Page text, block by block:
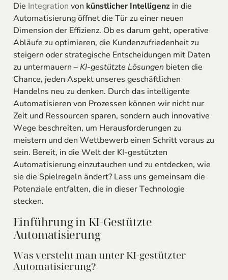
Die Integration von künstlicher Intelligenzin die
Automatisierung öffnet die Tür zu einer neuen
Dimension der Effizienz. Ob es darum geht, operative
Abläufe zu optimieren, die Kundenzufriedenheit zu
steigern oder strategische Entscheidungen mit Daten
zu untermauern –KI-gestützte Lösungenbieten die
Chance, jeden Aspekt unseres geschäftlichen
Handelns neu zu denken. Durch das intelligente
Automatisieren von Prozessen können wir nicht nur
Zeit und Ressourcen sparen, sondern auch innovative
Wege beschreiten, um Herausforderungen zu
meistern und den Wettbewerb einen Schritt voraus zu
sein. Bereit, in die Welt der KI-gestützten
Automatisierung einzutauchen und zu entdecken, wie
sie die Spielregeln ändert? Lass uns gemeinsam die
Potenziale entfalten, die in dieser Technologie
stecken.
Einführung in KI-Gestützte
Automatisierung
Was versteht man unter KI-gestützter
Automatisierung?